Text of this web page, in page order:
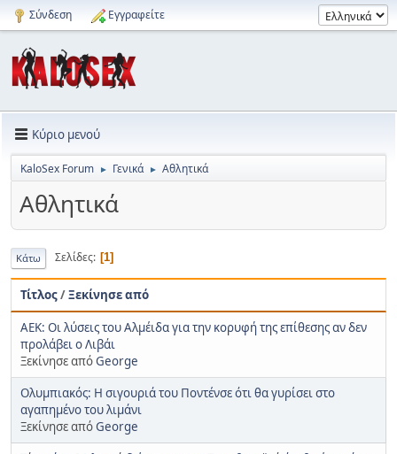
Σύνδεση Εγγραφείτε
Κύριο μενού
KaloSex Forum ► Γενικά ► Αθλητικά
Αθλητικά
Κάτω Σελίδες 1
Τίτλος/Ξεκίνησε από
ΑΕΚ: Οι λύσεις του Αλμέιδα για την κορυφή της επίθεσης αν δεν
προλάβει ο Λιβάι
Ξεκίνησε απόGeorge
Ολυμπιακός: Η σιγουριά του Ποντένσε ότι θα γυρίσει στο
αγαπημένο του λιμάνι
Ξεκίνησε απόGeorge